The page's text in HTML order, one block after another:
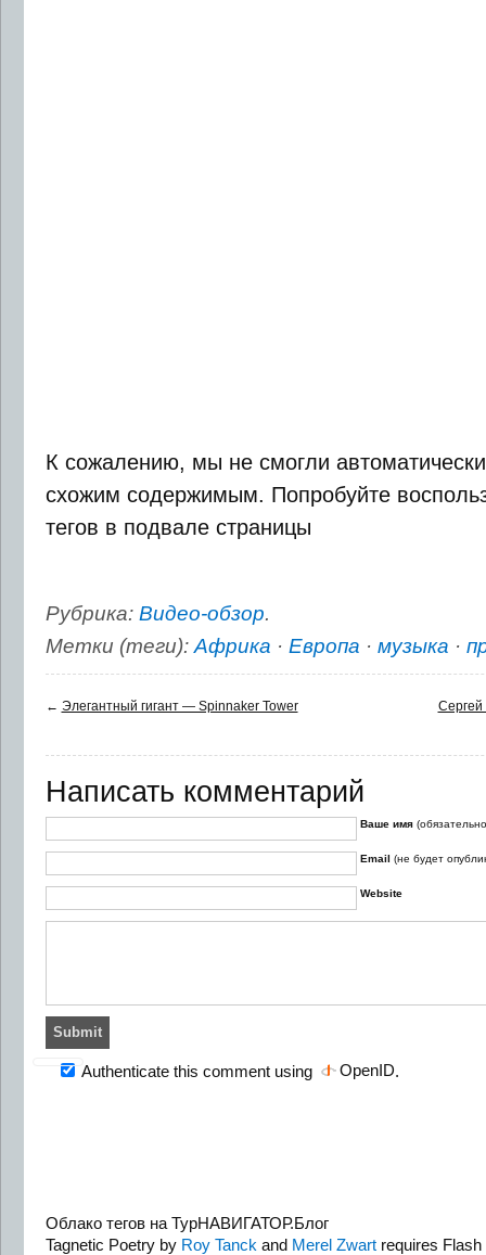
К сожалению, мы не смогли
схожим содержимым. Попробуйте
тегов в подвале страницы
Рубрика: Видео-обзор.
Метки (теги): Африка · Европа · музыка ·
← Элегантный гигант — Spinnaker Tower
Написать комментарий
Ваше имя
Email (не будет
Website
Authenticate this comment using OpenID.
Облако тегов на ТурНАВИГАТОР.Блог
Tagnetic Poetry by Roy Tanck and Merel Zwartrequires Flash